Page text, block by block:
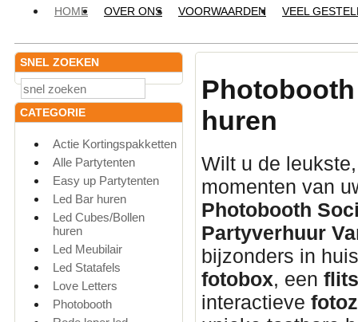
HOME OVER ONS VOORWAARDEN VEEL
SNEL ZOEKEN
CATEGORIE
Actie Kortingspakketten
Alle Partytenten
Easy up Partytenten
Led Bar huren
Led Cubes/Bollen
huren
Led Meubilair
Led Statafels
Love Letters
Photobooth
huren
Wilt u de
momenten van
Photobooth
Partyverhuur
bijzonders in
fotobox, een
interactieve